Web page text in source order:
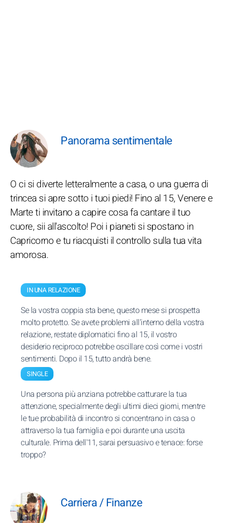
Panorama sentimentale
O ci si diverte letteralmente a casa, o una guerra di
trincea si apre sotto i tuoi piedi! Fino al 15, Venere e
Marte ti invitano a capire cosa fa cantare il tuo
cuore, sii all'ascolto! Poi i pianeti si spostano in
Capricorno e tu riacquisti il controllo sulla tua vita
amorosa.
IN UNA RELAZIONE
Se la vostra coppia sta bene, questo mese si prospetta
molto protetto. Se avete problemi all'interno della vostra
relazione, restate diplomatici fino al 15, il vostro
desiderio reciproco potrebbe oscillare così come i vostri
sentimenti. Dopo il 15, tutto andrà bene.
SINGLE
Una persona più anziana potrebbe catturare la tua
attenzione, specialmente degli ultimi dieci giorni, mentre
le tue probabilità di incontro si concentrano in casa o
attraverso la tua famiglia e poi durante una uscita
culturale. Prima dell'11, sarai persuasivo e tenace: forse
troppo?
Carriera / Finanze